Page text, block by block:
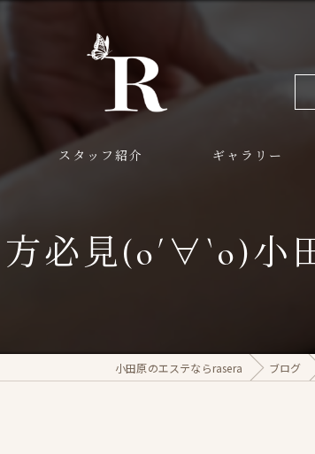
スタッフ紹介 ギャラリー
必見(о´∀`о)小
小田原のエステならrasera ブログ